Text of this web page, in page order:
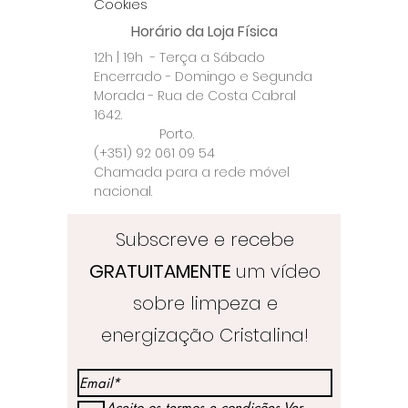
transporte fixas e o serviço
de correio registado através
dos CTT.
Todas as encomendas são
registadas para que
cheguem ao seu destino sem
risco de serem extraviadas.
Por favor confirme que
dados e morada
A Loja Crystal Healing & Crafts
Store não se responsabiliza
por encomendas danificadas
ou perdidas durante o
transporte.
Se preferir fazer um
Cookies
Horário da Loja Física
12h | 19h - Terça a Sábado
Encerrado - Domingo e Segunda
Morada - Rua de Costa Cabral
1642.
Porto.
(+351) 92 061 09 54
Chamada para a rede móvel
nacional.
Subscreve e recebe
GRATUITAMENTE um vídeo
sobre limpeza e
energização Cristalina!